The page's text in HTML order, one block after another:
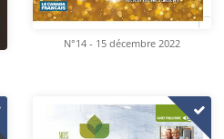
N°14 - 15 décembre 2022